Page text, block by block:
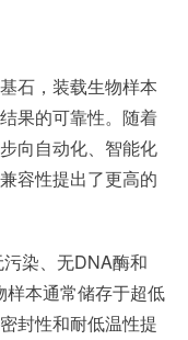
石，装载生物样本
果的可靠性。随着
向自动化、智能化
容性提出了更高的
染、无DNA酶和
本通常储存于超低
封性和耐低温性提